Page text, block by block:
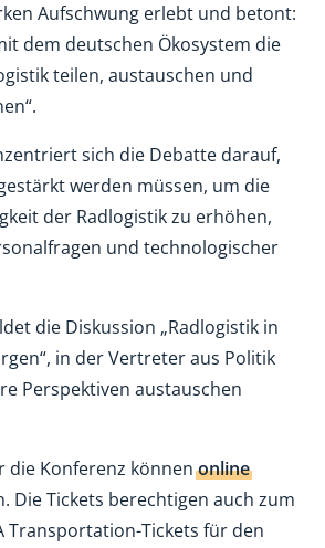
Aufschwung erlebt und betont:
dem deutschen Ökosystem die
teilen, austauschen und
sich die Debatte darauf,
werden müssen, um die
der Radlogistik zu erhöhen,
und technologischer
die Diskussion „Radlogistik in
in der Vertreter aus Politik
Perspektiven austauschen
die Konferenz könnenonline
Die Tickets berechtigen auch zum
Transportation-Tickets für den